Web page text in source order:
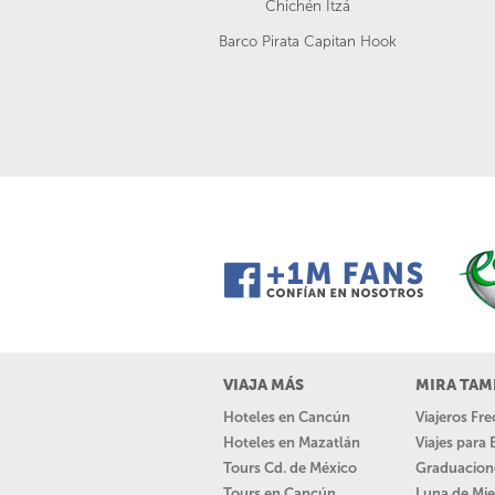
Chichén Itzá
Barco Pirata Capitan Hook
VIAJA MÁS
Hoteles en Cancún
Hoteles en Mazatlán
Tours Cd. de México
MIRA
Viajeros
Viajes para